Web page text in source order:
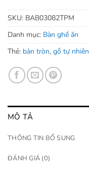
SKU: BAB03082TPM
Danh mục: Bàn ghế ăn
Thẻ: bàn tròn, gỗ tự nhiên
MÔ TẢ
THÔNG TIN BỔ SUNG
ĐÁNH GIÁ (0)